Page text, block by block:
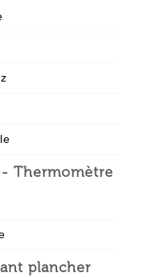
Thermomètre
plancher